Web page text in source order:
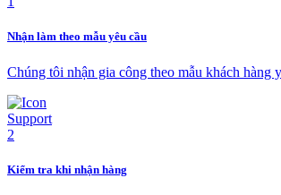
Nhận làm theo mẫu yêu cầu
Chúng tôi nhận gia công theo mẫu khách hàng
Kiểm tra khi nhận hàng